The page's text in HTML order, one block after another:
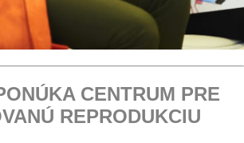
CENTRUM PRE
REPRODUKCIU